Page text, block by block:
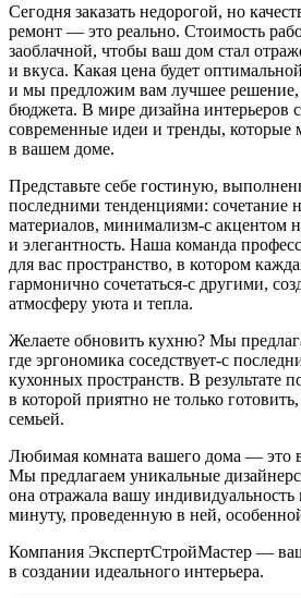
Сегодня заказать недорогой, но
ремонт — это реально. Стоимость
заоблачной, чтобы ваш дом стал
и вкуса. Какая цена будет
и мы предложим вам лучшее решение,
бюджета. В мире дизайна интерьеров
современные идеи и тренды, которые
в вашем доме.
Представьте себе гостиную,
последними тенденциями: сочетание
материалов, минимализм-с акцентом
и элегантность. Наша команда
для вас пространство, в котором
гармонично сочетаться-с другими,
атмосферу уюта и тепла.
Желаете обновить кухню? Мы
где эргономика соседствует-с
кухонных пространств. В результате
в которой приятно не только
семьей.
Любимая комната вашего дома — это
Мы предлагаем уникальные
она отражала вашу
минуту, проведенную в ней,
Компания ЭкспертСтройМастер —
в создании идеального интерьера.